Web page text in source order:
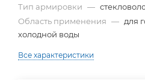
Тип армировки —
Область применения — для
холодной воды
Все характеристики